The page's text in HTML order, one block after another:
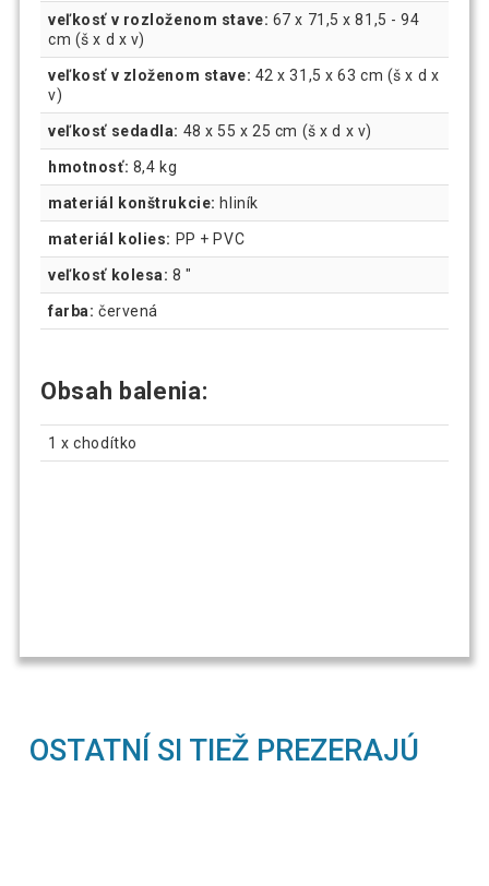
veľkosť v rozloženom stave: 67 x 71,5 x 81,5 - 94
cm (š x d x v)
veľkosť v zloženom stave: 42 x 31,5 x 63 cm (š x d x
v)
veľkosť sedadla: 48 x 55 x 25 cm (š x d x v)
hmotnosť: 8,4 kg
materiál konštrukcie: hliník
materiál kolies: PP + PVC
veľkosť kolesa: 8 "
farba: červená
Obsah balenia:
1 x chodítko
OSTATNÍ SI TIEŽ PREZERAJÚ